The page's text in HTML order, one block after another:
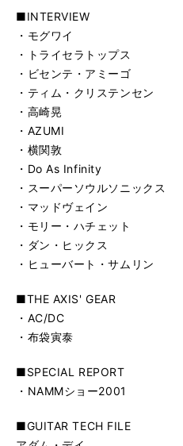
■INTERVIEW
・モグワイ
・トライセラトップス
・ビセンテ・アミーゴ
・ティム・クリステンセン
・高崎晃
・AZUMI
・横関敦
・Do As Infinity
・スーパーソウルソニックス
・マッドヴェイン
・モリー・ハチェット
・ダン・ヒックス
・ヒューバート・サムリン
■THE AXIS' GEAR
・AC/DC
・布袋寅泰
■SPECIAL REPORT
・NAMMショー2001
■GUITAR TECH FILE